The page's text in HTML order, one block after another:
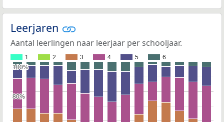
Leerjaren
Aantal leerlingen naar leerjaar per schooljaar.
1 2 3 4 5 6
80%
80%
100%
100%